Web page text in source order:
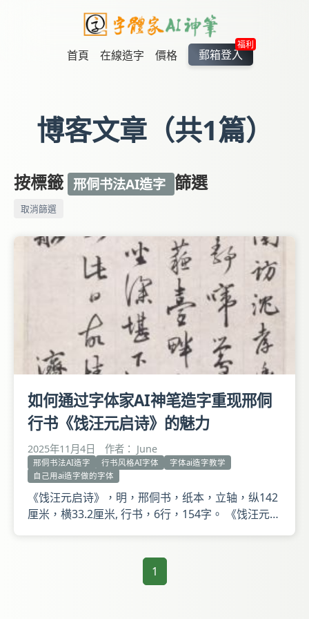
首頁 在線造字 價格
福利
郵箱登入
博客文章（共1篇）
按標籤 邢侗书法AI造字 篩選
取消篩選
如何通过字体家AI神笔造字重现邢侗
行书《饯汪元启诗》的魅力
2025年11月4日 作者： June
邢侗书法AI造字 行书风格AI字体
字体ai造字教学
自己用ai造字做的字体
《饯汪元启诗》，明，邢侗书，纸本，立轴，纵142
厘米，横33.2厘米, 行书，6行，154字。 《饯汪元启
《饯汪元启诗》书法圆润秀媚，如明代陶宗仪《书史
1